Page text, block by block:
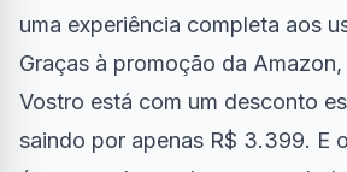
uma experiência completa aos
Graças à promoção da
Vostro está com um desconto
saindo por apenas R$ 3.399. E